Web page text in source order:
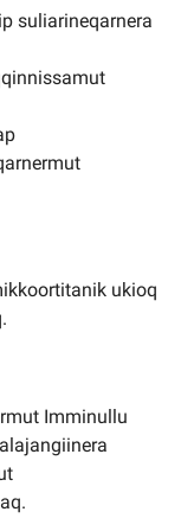
suliarineqarnera
ukioq
Imminullu